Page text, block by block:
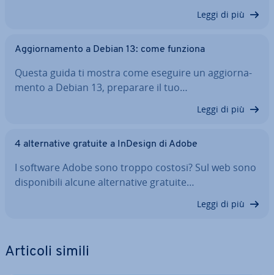
Leggi di più
Ag­gior­na­men­to a Debian 13: come funziona
Questa guida ti mostra come eseguire un ag­gior­na­
men­to a Debian 13, preparare il tuo…
Leggi di più
4 al­ter­na­ti­ve gratuite a InDesign di Adobe
I software Adobe sono troppo costosi? Sul web sono
di­spo­ni­bi­li alcune al­ter­na­ti­ve gratuite…
Leggi di più
Articoli simili